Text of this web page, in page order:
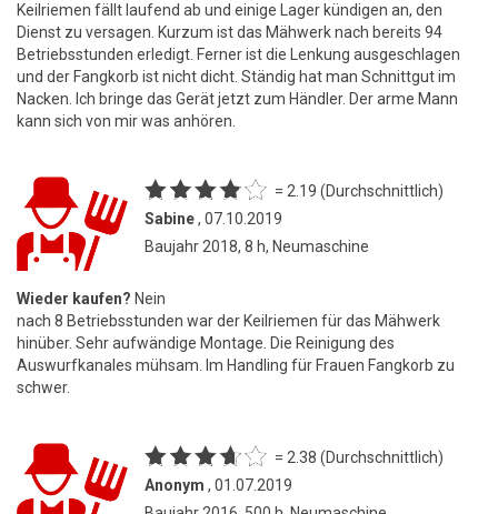
Keilriemen fällt laufend ab und einige Lager kündigen an, den
Dienst zu versagen. Kurzum ist das Mähwerk nach bereits 94
Betriebsstunden erledigt. Ferner ist die Lenkung ausgeschlagen
und der Fangkorb ist nicht dicht. Ständig hat man Schnittgut im
Nacken. Ich bringe das Gerät jetzt zum Händler. Der arme Mann
kann sich von mir was anhören.
= 2.19 (Durchschnittlich)
Sabine, 07.10.2019
Baujahr 2018, 8 h, Neumaschine
Wieder kaufen? Nein
nach 8 Betriebsstunden war der Keilriemen für das Mähwerk
hinüber. Sehr aufwändige Montage. Die Reinigung des
Auswurfkanales mühsam. Im Handling für Frauen Fangkorb zu
schwer.
= 2.38 (Durchschnittlich)
Anonym , 01.07.2019